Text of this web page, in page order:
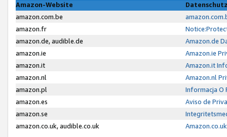
Amazon-Website
amazon.com.be
amazon.fr
amazon.de, audible.de
Amazon.de
amazon.ie
Amazon.ie
amazon.it
Amazon.it
amazon.nl
Amazon.nl
amazon.pl
Informacja O
amazon.es
Aviso de
amazon.se
amazon.co.uk, audible.co.uk